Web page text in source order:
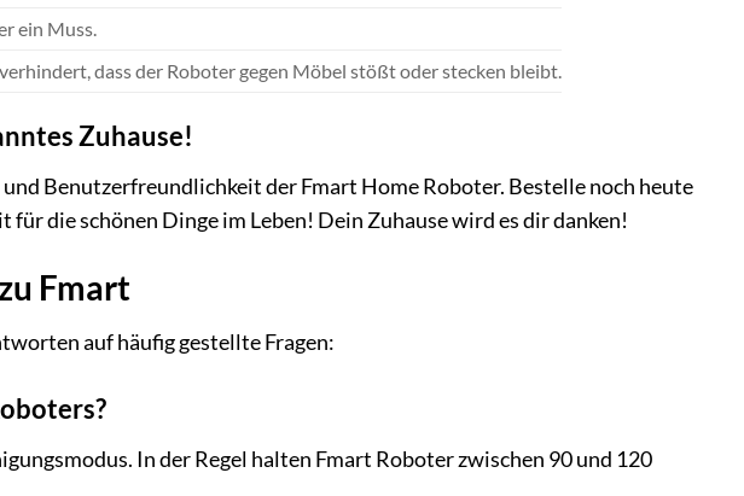
ein Muss.
dass der Roboter gegen Möbel stößt oder stecken bleibt.
Zuhause!
Benutzerfreundlichkeit der Fmart Home Roboter. Bestelle noch heute
die schönen Dinge im Leben! Dein Zuhause wird es dir danken!
Fmart
auf häufig gestellte Fragen:
In der Regel halten Fmart Roboter zwischen 90 und 120